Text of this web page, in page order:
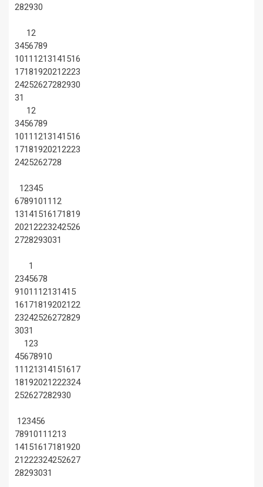
282930
12
3456789
1011 1213141516
17181920212223
24252627282930
31
12
3456789
1011 1213141516
17181920212223
2425262728
12345
67891011 12
13141516171819
20212223242526
2728293031
1
2345678
91011 12131415
16171819202122
23242526272829
3031
123
45678910
11 121314151617
18192021222324
252627282930
123456
7891011 1213
14151617181920
21222324252627
28293031